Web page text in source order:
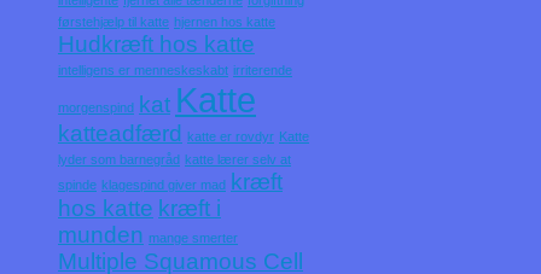
førstehjælp til katte hjernen hos katte
Hudkræft hos katte
intelligens er menneskeskabt irriterende
morgenspind kat Katte
katteadfærd katte er rovdyr Katte
lyder som barnegråd katte lærer selv at
spinde klagespind giver mad kræft
hos katte kræft i
munden mange smerter
Multiple Squamous Cell